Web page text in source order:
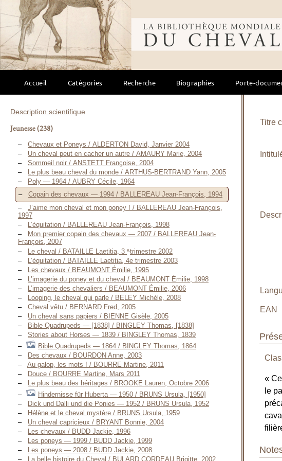
Bibliothèque mondiale
Accueil Catégories Recherche Biographies Porte-
Description scientifique
Jeunesse(238)
Chevaux et Poneys / ALDERTON David, Janvier 2004
Un cheval peut en cacher un autre / AMAURY Marie, 2004
Sommeil noir / ANSTETT Françoise, 2004
Le plus beau cheval du monde / ARTHUS-BERTRAND Yann, 2005
Poly — 1964 / AUBRY Cécile, 1964
Copain des chevaux — 1994 / BALLEREAU Jean-François, 1994
J’aime mon cheval et mon poney ! / BALLEREAU Jean-François,
1997
L’équitation / BALLEREAU Jean-François, 1998
Mon premier copain des chevaux — 2007 / BALLEREAU Jean-
François, 2007
Le cheval / BATAILLE Laetitia, 3 e trimestre 2002
L’équitation / BATAILLE Laetitia, 4e trimestre 2003
Les chevaux / BEAUMONT Émilie, 1995
L’imagerie du poney et du cheval / BEAUMONT Émilie, 1998
L’imagerie des chevaliers / BEAUMONT Émilie, 2006
Looping, le cheval qui parle / BELEY Michèle, 2008
Cheval vêtu / BERNARD Fred, 2005
Un cheval sans papiers / BIENNE Gisèle, 2005
Bible Quadrupeds — [1838] / BINGLEY Thomas, [1838]
Stories about Horses — 1839 / BINGLEY Thomas, 1839
Bible Quadrupeds — 1864 / BINGLEY Thomas, 1864
Des chevaux / BOURDON Anne, 2003
Au galop, les mots ! / BOURRE Martine, 2011
Douce / BOURRE Martine, Mars 2011
Le plus beau des héritages / BROOKE Lauren, Octobre 2006
Hindernisse für Huberta — 1950 / BRUNS Ursula, [1950]
Dick und Dalli und die Ponies — 1952 / BRUNS Ursula, 1952
Hélène et le cheval mystère / BRUNS Ursula, 1959
Un cheval capricieux / BRYANT Bonnie, 2004
Les chevaux / BUDD Jackie, 1996
Les poneys — 1999 / BUDD Jackie, 1999
Les poneys — 2008 / BUDD Jackie, 2008
La belle histoire du Cheval / BULARD CORDEAU Brigitte, 2002
Titre
EAN
«
le